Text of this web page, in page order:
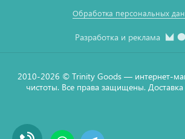
Обработка персональных
Разработка и реклама
2010-2026 © Тrinity Goods — интернет-
чистоты. Все права защищены. Доставка